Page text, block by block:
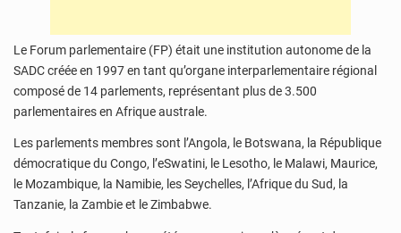
Le Forum parlementaire (FP) était une institution autonome de la
SADC créée en 1997 en tant qu’organe interparlementaire régional
composé de 14 parlements, représentant plus de 3.500
parlementaires en Afrique australe.
Les parlements membres sont l’Angola, le Botswana, la République
démocratique du Congo, l’eSwatini, le Lesotho, le Malawi, Maurice,
le Mozambique, la Namibie, les Seychelles, l’Afrique du Sud, la
Tanzanie, la Zambie et le Zimbabwe.